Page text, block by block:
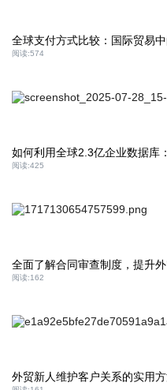
全球支付方式比较：国际贸易
阅读:574
如何利用全球2.3亿企业数据库
阅读:425
全面了解合同审查制度，提升
阅读:162
外贸新人维护客户关系的实用